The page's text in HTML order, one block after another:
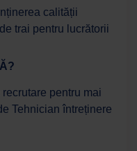
calității
trai pentru lucrătorii
pentru mai
Tehnician întreținere